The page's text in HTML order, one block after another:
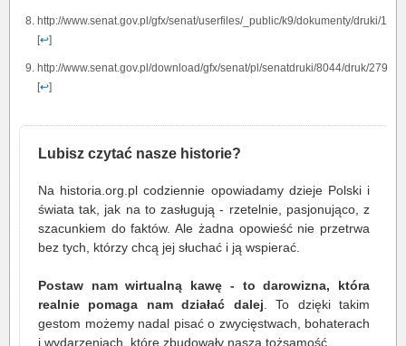
http://www.senat.gov.pl/gfx/senat/userfiles/_public/k9/dokumenty/druki/150/
[↩]
http://www.senat.gov.pl/download/gfx/senat/pl/senatdruki/8044/druk/279.pdf
[↩]
Lubisz czytać nasze historie?
Na historia.org.pl codziennie opowiadamy dzieje Polski i
świata tak, jak na to zasługują - rzetelnie, pasjonująco, z
szacunkiem do faktów. Ale żadna opowieść nie przetrwa
bez tych, którzy chcą jej słuchać i ją wspierać.
Postaw nam wirtualną kawę - to darowizna, która
realnie pomaga nam działać dalej . To dzięki takim
gestom możemy nadal pisać o zwycięstwach, bohaterach
i wydarzeniach, które zbudowały naszą tożsamość.